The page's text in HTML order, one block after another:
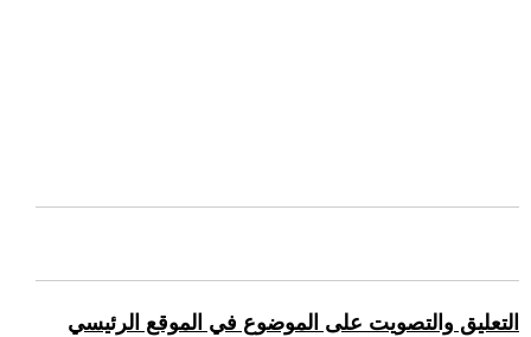
التعليق والتصويت على الموضوع في الموقع الرئيسي